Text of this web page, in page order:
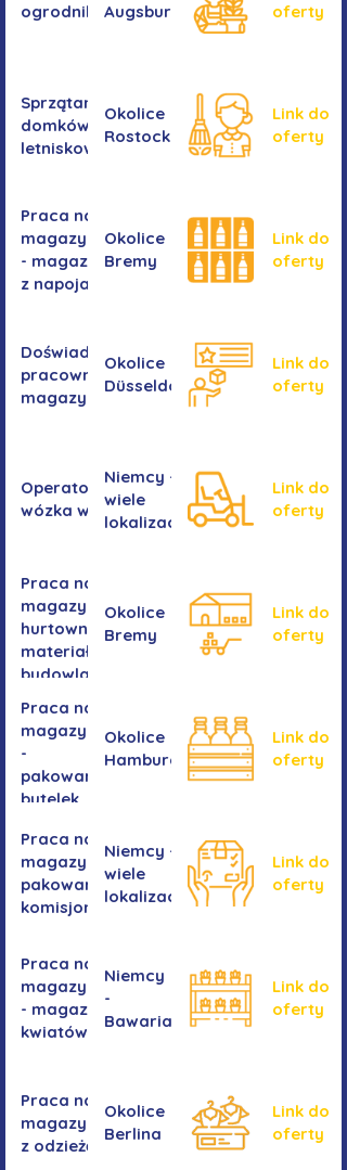
ogrodnikaAugsburga
oferty
Sprzątanie
domków
letniskowych
Okolice
Rostocku
Link do
oferty
Praca na
magazynie
- magazyn
z napojami
Okolice
Bremy
Link do
oferty
Doświadczony
pracownik/pracownica
magazynu
Okolice
Düsseldorf
Link do
oferty
Operator/operatorka
wózka widłowego
Niemcy -
wiele
lokalizacji
Link do
oferty
Praca na
magazynie -
hurtownia
materiałów
budowlanych
Okolice
Bremy
Link do
oferty
Praca na
magazynie
-
pakowanie
butelek
Okolice
Hamburga
Link do
oferty
Praca na
magazynie /
pakowanie /
komisjonowanie
Niemcy -
wiele
lokalizacji
Link do
oferty
Praca na
magazynie
- magazyn
kwiatów
Niemcy
-
Bawaria
Link do
oferty
Praca na
magazynie
z odzieżą
Okolice
Berlina
Link do
oferty